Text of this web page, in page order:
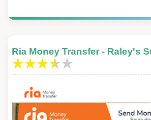
Ria Money Transfer - Raley's